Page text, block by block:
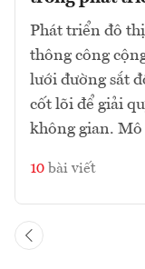
Phát triển đô
thông công
lưới đường sắt
cốt lõi để giải
không gian.
10 bài viết